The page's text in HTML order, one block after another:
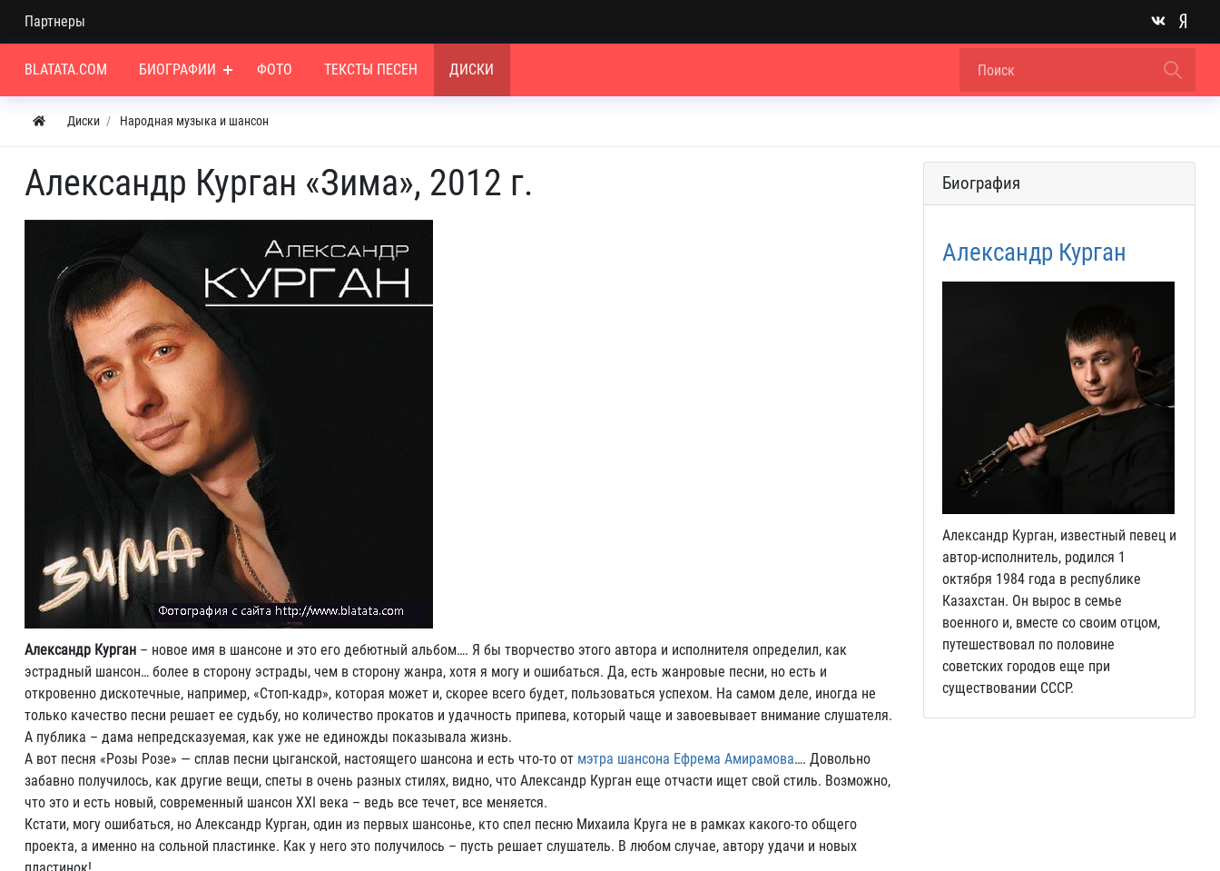
Партнеры
BLATATA.COM БИОГРАФИИ ФОТО ТЕКСТЫ ПЕСЕН ДИСКИ
Диски Народная музыка и шансон
Александр Курган «Зима», 2012 г.
Александр Курган – новое имя в шансоне и это его дебютный альбом…. Я бы творчество этого автора и исполнителя определил, как
эстрадный шансон… более в сторону эстрады, чем в сторону жанра, хотя я могу и ошибаться. Да, есть жанровые песни, но есть и
откровенно дискотечные, например, «Стоп-кадр», которая может и, скорее всего будет, пользоваться успехом. На самом деле, иногда не
только качество песни решает ее судьбу, но количество прокатов и удачность припева, который чаще и завоевывает внимание слушателя.
А публика – дама непредсказуемая, как уже не единожды показывала жизнь.
А вот песня «Розы Розе» — сплав песни цыганской, настоящего шансона и есть что-то от мэтра шансона Ефрема Амирамова…. Довольно
забавно получилось, как другие вещи, спеты в очень разных стилях, видно, что Александр Курган еще отчасти ищет свой стиль. Возможно,
что это и есть новый, современный шансон ХХI века – ведь все течет, все меняется.
Кстати, могу ошибаться, но Александр Курган, один из первых шансонье, кто спел песню Михаила Круга не в рамках какого-то общего
проекта, а именно на сольной пластинке. Как у него это получилось – пусть решает слушатель. В любом случае, автору удачи и новых
Биография
Александр Курган
Александр Курган, известный певец и
автор-исполнитель, родился 1
октября 1984 года в республике
Казахстан. Он вырос в семье
военного и, вместе со своим отцом,
путешествовал по половине
советских городов еще при
существовании СССР.